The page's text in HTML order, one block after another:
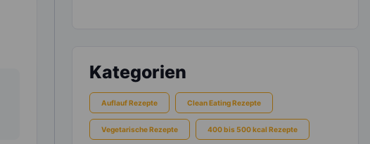
Kategorien
Auflauf Rezepte Clean Eating Rezepte
Vegetarische Rezepte 400 bis 500 kcal Rezepte